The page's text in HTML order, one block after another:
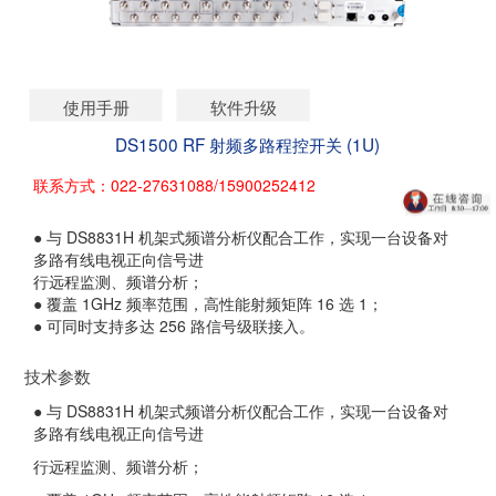
使用手册
软件升级
DS1500 RF 射频多路程控开关 (1U)
联系方式：022-27631088/15900252412
● 与 DS8831H 机架式频谱分析仪配合工作，实现一台设备对
多路有线电视正向信号进
行远程监测、频谱分析；
● 覆盖 1GHz 频率范围，高性能射频矩阵 16 选 1；
● 可同时支持多达 256 路信号级联接入。
技术参数
● 与 DS8831H 机架式频谱分析仪配合工作，实现一台设备对
多路有线电视正向信号进
行远程监测、频谱分析；